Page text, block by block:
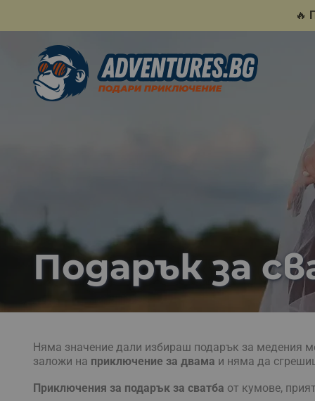
🔥
Подарък за
Няма значение дали избираш подарък за медения
заложи на приключение за двама и няма да
Приключения за подарък за сватба от кумове,